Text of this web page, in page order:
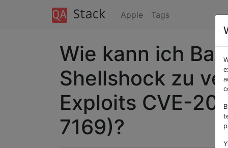
Apple Tags
Wie kann ich
Shellshock zu
Exploits CVE-
7169)?